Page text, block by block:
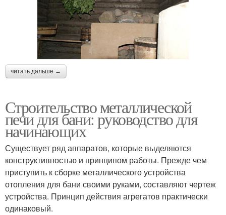
читать дальше →
Строительство металлической
печи для бани: руководство для
начинающих
Существует ряд аппаратов, которые выделяются
конструктивностью и принципом работы. Прежде чем
приступить к сборке металлического устройства
отопления для бани своими руками, составляют чертеж
устройства. Принцип действия агрегатов практически
одинаковый.